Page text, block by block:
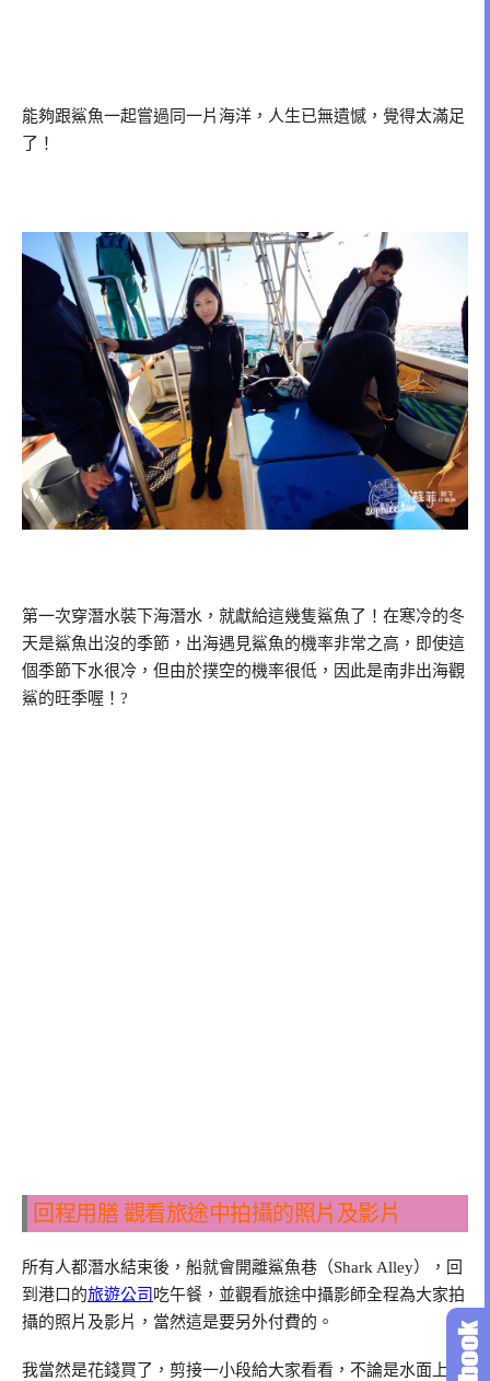
能夠跟鯊魚一起嘗過同一片海洋，人生已無遺憾，覺得太滿足
了！
第一次穿潛水裝下海潛水，就獻給這幾隻鯊魚了！在寒冷的冬
天是鯊魚出沒的季節，出海遇見鯊魚的機率非常之高，即使這
個季節下水很冷，但由於撲空的機率很低，因此是南非出海觀
鯊的旺季喔！?
回程用膳 觀看旅途中拍攝的照片及影片
所有人都潛水結束後，船就會開離鯊魚巷（Shark Alley），回
到港口的旅遊公司 吃午餐，並觀看旅途中攝影師全程為大家拍
攝的照片及影片，當然這是要另外付費的。
我當然是花錢買了，剪接一小段給大家看看，不論是水面上還